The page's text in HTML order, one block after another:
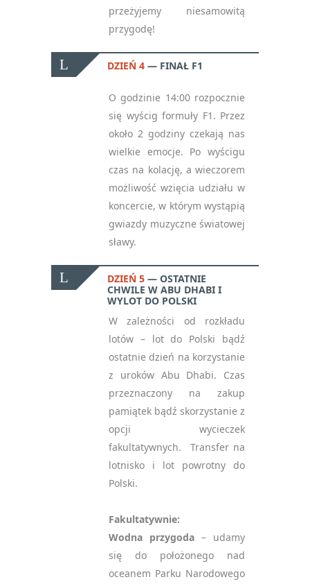
przeżyjemy niesamowitą
przygodę!
DZIEŃ 4 FINAŁ F1
O godzinie 14:00 rozpocznie
się wyścig formuły F1. Przez
około 2 godziny czekają nas
wielkie emocje. Po wyścigu
czas na kolację, a wieczorem
możliwość wzięcia udziału w
koncercie, w którym wystąpią
gwiazdy muzyczne światowej
sławy.
DZIEŃ 5
OSTATNIE
CHWILE W ABU DHABI I
WYLOT DO POLSKI
W zależności od rozkładu
lotów – lot do Polski bądź
ostatnie dzień na korzystanie
z uroków Abu Dhabi. Czas
przeznaczony na zakup
pamiątek bądź skorzystanie z
opcji wycieczek
fakultatywnych. Transfer na
lotnisko i lot powrotny do
Polski.
Fakultatywnie:
Wodna przygoda – udamy
się do położonego nad
oceanem Parku Narodowego